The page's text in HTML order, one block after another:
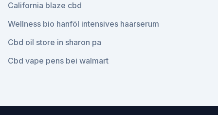
California blaze cbd
Wellness bio hanföl intensives haarserum
Cbd oil store in sharon pa
Cbd vape pens bei walmart